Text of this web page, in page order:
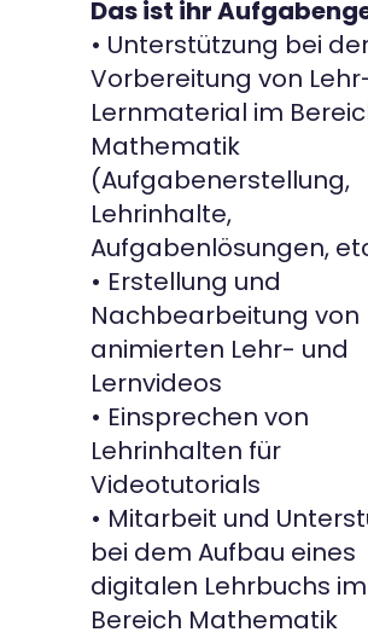
Das ist ihr
• Unterstützung bei
Vorbereitung von
Lernmaterial im
Mathematik
(Aufgabenerstellung,
Lehrinhalte,
Aufgabenlösungen,
• Erstellung und
Nachbearbeitung von
animierten Lehr- und
Lernvideos
• Einsprechen von
Lehrinhalten für
Videotutorials
• Mitarbeit und
bei dem Aufbau eines
digitalen Lehrbuchs im
Bereich Mathematik